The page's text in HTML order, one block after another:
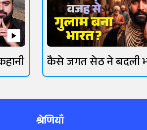
कैसे जगत सेठ ने बदली
तकदीर?
श्रेणियाँ